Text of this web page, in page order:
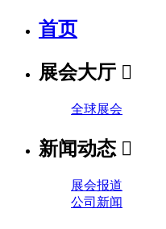
首页
展会大厅 
全球展会
新闻动态 
展会报道
公司新闻